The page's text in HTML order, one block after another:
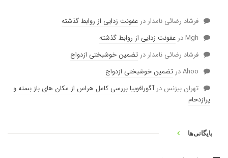
فرشاد رضائی نامدار در عفونت زدایی از روابط گذشته
Mgh در عفونت زدایی از روابط گذشته
فرشاد رضائی نامدار در تضمین خوشبختی ازدواج
Ahooدر تضمین خوشبختی ازدواج
تهران بیزنس درآگورافوبیا بررسی کامل هراس از مکان های باز بسته و
پرازدحام
بایگانی‌ها